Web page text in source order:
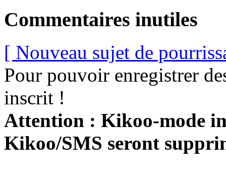
Commentaires inutiles
[ Nouveau sujet de
Pour pouvoir enregistrer
inscrit !
Attention : Kikoo-mode
Kikoo/SMS seront